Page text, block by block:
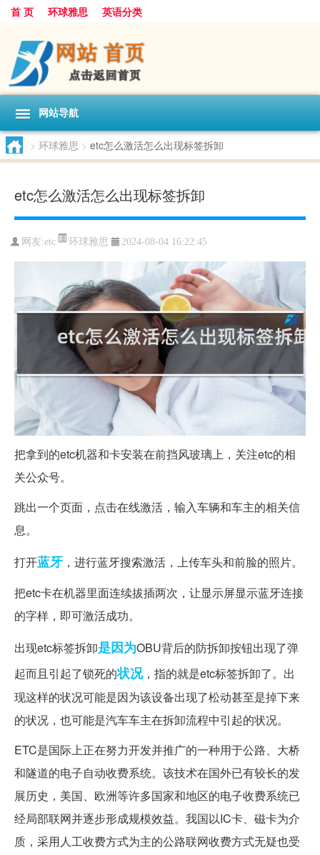
首 页 环球雅思 英语分类
网站导航
> 环球雅思 > etc怎么激活怎么出现标签拆卸
etc怎么激活怎么出现标签拆卸
网友:etc 环球雅思 2024-08-04 16:22:45
把拿到的etc机器和卡安装在前挡风玻璃上，关注etc的相
关公众号。
跳出一个页面，点击在线激活，输入车辆和车主的相关信
息。
打开蓝牙 ，进行蓝牙搜索激活，上传车头和前脸的照片。
把etc卡在机器里面连续拔插两次，让显示屏显示蓝牙连接
的字样，即可激活成功。
出现etc标签拆卸是因为OBU背后的防拆卸按钮出现了弹
起而且引起了锁死的状况，指的就是etc标签拆卸了。出
现这样的状况可能是因为该设备出现了松动甚至是掉下来
的状况，也可能是汽车车主在拆卸流程中引起的状况。
ETC是国际上正在努力开发并推广的一种用于公路、大桥
和隧道的电子自动收费系统。该技术在国外已有较长的发
展历史，美国、欧洲等许多国家和地区的电子收费系统已
经局部联网并逐步形成规模效益。我国以IC卡、磁卡为介
质，采用人工收费方式为主的公路联网收费方式无疑也受